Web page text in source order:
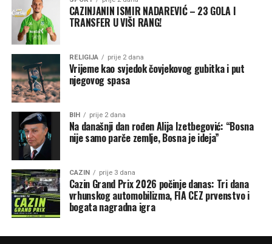
CAZINJANIN ISMIR NADAREVIĆ – 23 GOLA I
TRANSFER U VIŠI RANG!
RELIGIJA prije 2 dana
Vrijeme kao svjedok čovjekovog gubitka i put
njegovog spasa
BIH prije 2 dana
Na današnji dan rođen Alija Izetbegović: “Bosna
nije samo parče zemlje, Bosna je ideja”
CAZIN prije 3 dana
Cazin Grand Prix 2026 počinje danas: Tri dana
vrhunskog automobilizma, FIA CEZ prvenstvo i
bogata nagradna igra